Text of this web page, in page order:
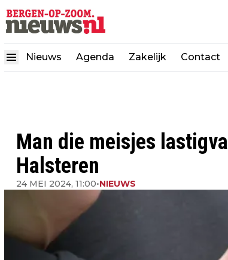
Nieuws Agenda Zakelijk Contact
Man die meisjes
Halsteren
24 MEI 2024, 11:00•NIEUWS